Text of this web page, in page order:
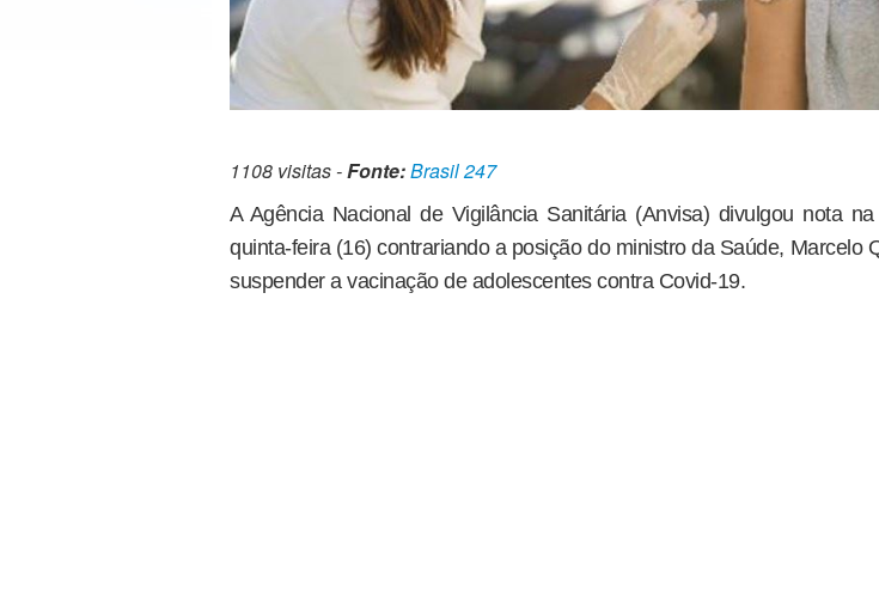
1108 visitas -Fonte:Brasil 247
A Agência Nacional de Vigilância Sanitária (Anvisa) divulgou nota
quinta-feira (16) contrariando a posição do ministro da Saúde, Marcelo
suspender a vacinação de adolescentes contra Covid-19.